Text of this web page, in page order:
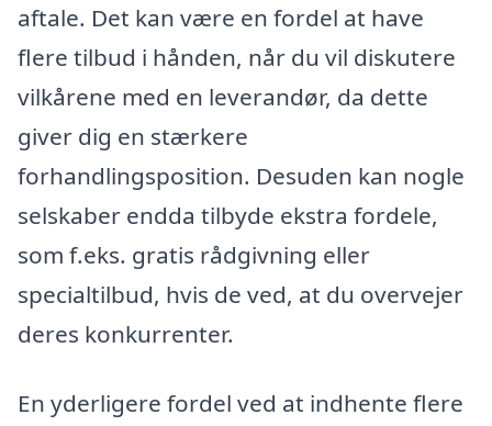
aftale. Det kan være en fordel at have
flere tilbud i hånden, når du vil diskutere
vilkårene med en leverandør, da dette
giver dig en stærkere
forhandlingsposition. Desuden kan nogle
selskaber endda tilbyde ekstra fordele,
som f.eks. gratis rådgivning eller
specialtilbud, hvis de ved, at du overvejer
deres konkurrenter.
En yderligere fordel ved at indhente flere